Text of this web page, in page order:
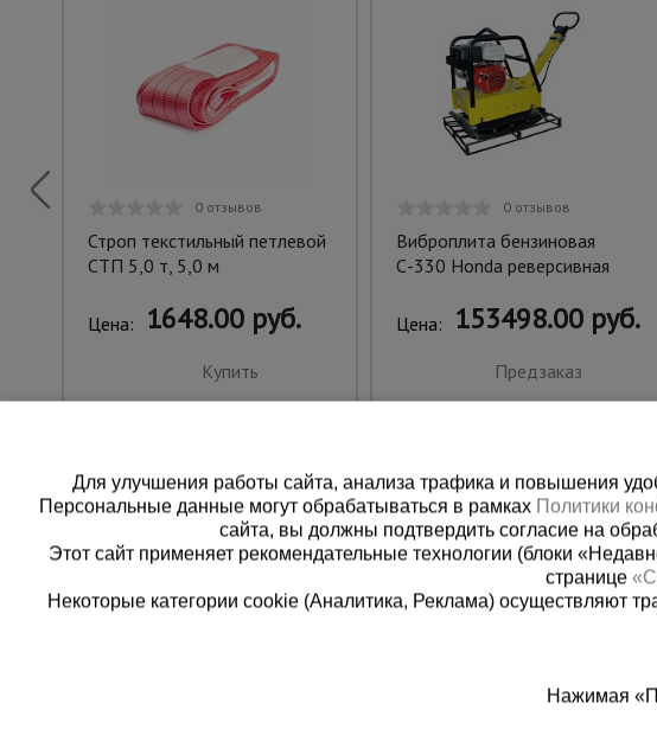
0 отзывов
Строп текстильный петлевой
СТП 5,0 т, 5,0 м
Цена: 1648.00 руб.
Купить
0 отзывов
Виброплита бензиновая
С-330 Honda реверсивная
Цена: 153498.00 руб.
Предзаказ
8 (800)
Для улучшения работы сайта, анализа трафика и повышения
Персональные данные могут обрабатываться в рамках Политики
сайта, вы должны подтвердить согласие на
Этот сайт применяет рекомендательные технологии (блоки
странице
Некоторые категории cookie (Аналитика, Реклама) осуществляют
Нажимая